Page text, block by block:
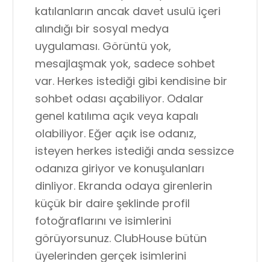
katılanların ancak davet usulü içeri
alındığı bir sosyal medya
uygulaması. Görüntü yok,
mesajlaşmak yok, sadece sohbet
var. Herkes istediği gibi kendisine bir
sohbet odası açabiliyor. Odalar
genel katılıma açık veya kapalı
olabiliyor. Eğer açık ise odanız,
isteyen herkes istediği anda sessizce
odanıza giriyor ve konuşulanları
dinliyor. Ekranda odaya girenlerin
küçük bir daire şeklinde profil
fotoğraflarını ve isimlerini
görüyorsunuz. ClubHouse bütün
üyelerinden gerçek isimlerini